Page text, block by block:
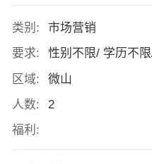
类别:
市场营销
要求:
性别不限/ 学历不
区域:
微山
人数:
2
福利: